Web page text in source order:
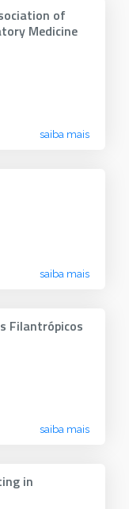
of
Medicine
saiba mais
saiba mais
Filantrópicos
saiba mais
in